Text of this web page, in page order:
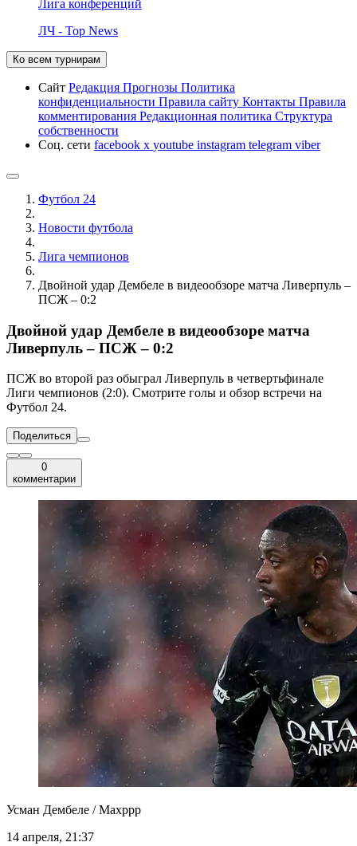
Лига конференций
ЛЧ - Top News
Ко всем турнирам
Сайт Редакция Прогнозы Политика
конфиденциальности Правила сайту Контакты Правила
комментирования Редакционная политика Структура
собственности
Соц. сети facebook x youtube instagram telegram viber
Футбол 24
Новости футбола
Лига чемпионов
Двойной удар Дембеле в видеообзоре матча Ливерпуль –
ПСЖ – 0:2
Двойной удар Дембеле в видеообзоре матча
Ливерпуль – ПСЖ – 0:2
ПСЖ во второй раз обыграл Ливерпуль в четвертьфинале
Лиги чемпионов (2:0). Смотрите голы и обзор встречи на
Футбол 24.
Поделиться
0
комментарии
Усман Дембеле / Maxppp
14 апреля, 21:37